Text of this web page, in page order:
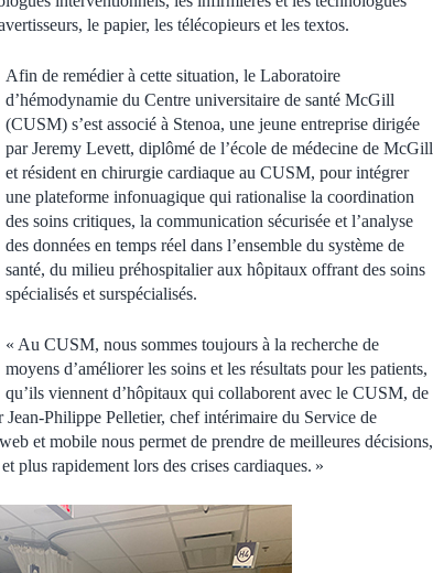
le papier, les télécopieurs et les textos.
Afin de remédier à cette situation, le Laboratoire
d’hémodynamie du Centre universitaire de santé McGill
(CUSM) s’est associé à Stenoa, une jeune entreprise dirigée
par Jeremy Levett, diplômé de l’école de médecine de McGill
et résident en chirurgie cardiaque au CUSM, pour intégrer
une plateforme infonuagique qui rationalise la coordination
des soins critiques, la communication sécurisée et l’analyse
des données en temps réel dans l’ensemble du système de
santé, du milieu préhospitalier aux hôpitaux offrant des soins
spécialisés et surspécialisés.
« Au CUSM, nous sommes toujours à la recherche de
moyens d’améliorer les soins et les résultats pour les patients,
qu’ils viennent d’hôpitaux qui collaborent avec le CUSM, de
Philippe Pelletier, chef intérimaire du Service de
et mobile nous permet de prendre de meilleures décisions,
plus rapidement lors des crises cardiaques. »